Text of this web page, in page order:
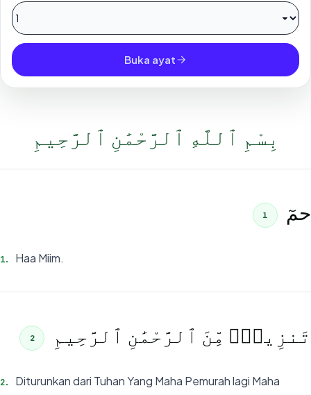
Buka ayat
بِسْمِ ٱللَّهِ ٱلرَّحْمَٰنِ ٱلرَّحِيمِ
حمٓ 1
1. Haa Miim.
تَنزِيلٌۭ مِّنَ ٱلرَّحْمَٰنِ ٱلرَّحِيمِ 2
2.
Diturunkan dari Tuhan Yang Maha Pemurah lagi Maha